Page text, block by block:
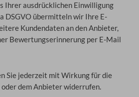
Ihrer ausdrücklichen Einwilligung
DSGVO übermitteln wir Ihre E-
Kundendaten an den Anbieter,
Bewertungserinnerung per E-Mail
Sie jederzeit mit Wirkung für die
dem Anbieter widerrufen.